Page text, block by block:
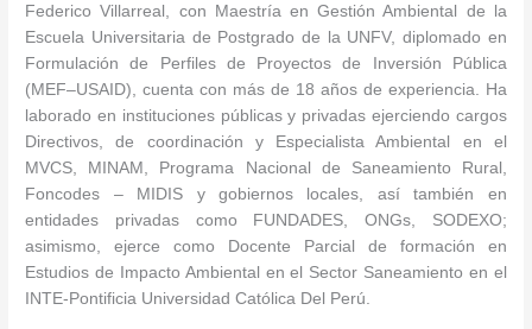
Federico Villarreal, con Maestría en Gestión Ambiental de la
Escuela Universitaria de Postgrado de la UNFV, diplomado en
Formulación de Perfiles de Proyectos de Inversión Pública
(MEF–USAID), cuenta con más de 18 años de experiencia. Ha
laborado en instituciones públicas y privadas ejerciendo cargos
Directivos, de coordinación y Especialista Ambiental en el
MVCS, MINAM, Programa Nacional de Saneamiento Rural,
Foncodes – MIDIS y gobiernos locales, así también en
entidades privadas como FUNDADES, ONGs, SODEXO;
asimismo, ejerce como Docente Parcial de formación en
Estudios de Impacto Ambiental en el Sector Saneamiento en el
INTE-Pontificia Universidad Católica Del Perú.